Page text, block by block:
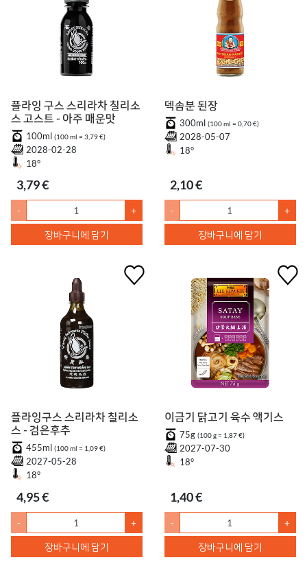
플라잉 구스 스리라차 칠리소
스 고스트 - 아주 매운맛
100ml (100 ml = 3,79 €)
2028-02-28
18°
3,79 €
- +
장바구니에 담기
덱솜분 된장
300ml (100 ml = 0,70 €)
2028-05-07
18°
2,10 €
- +
장바구니에 담기
플라잉구스 스리라차 칠리소
스 - 검은후추
455ml (100 ml = 1,09 €)
2027-05-28
18°
4,95 €
- +
장바구니에 담기
이금기 닭고기 육수 액기스
75g (100 g = 1,87 €)
2027-07-30
18°
1,40 €
- +
장바구니에 담기